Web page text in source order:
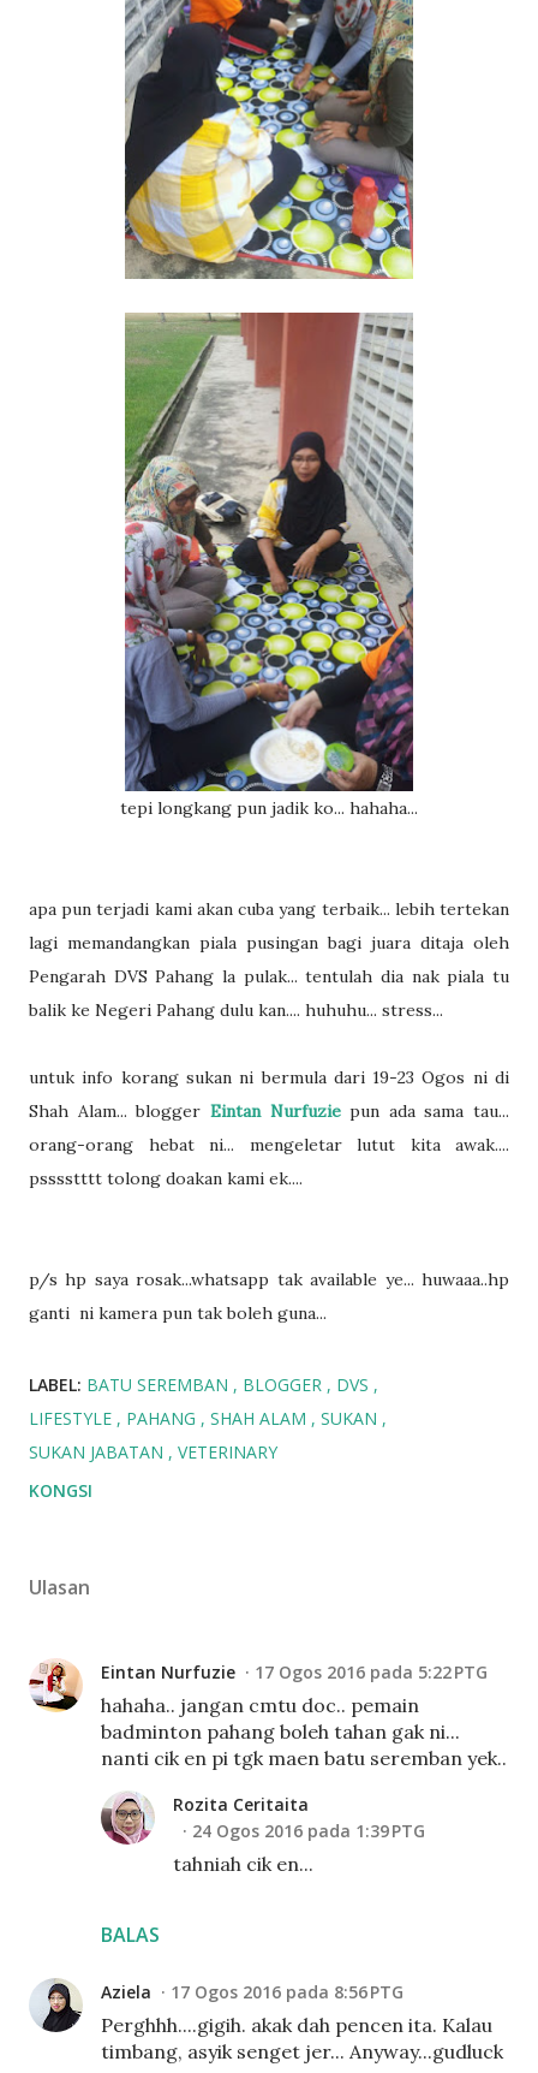
tepi longkang pun jadik ko... hahaha...
apa pun terjadi kami akan cuba yang terbaik... lebih tertekan
lagi memandangkan piala pusingan bagi juara ditaja oleh
Pengarah DVS Pahang la pulak... tentulah dia nak piala tu
balik ke Negeri Pahang dulu kan.... huhuhu... stress...
untuk info korang sukan ni bermula dari 19-23 Ogos ni di
Shah Alam... blogger Eintan Nurfuziepun ada sama tau...
orang-orang hebat ni... mengeletar lutut kita awak....
psssstttt tolong doakan kami ek....
p/s hp saya rosak...whatsapp tak available ye... huwaaa..hp
ganti ni kamera pun tak boleh guna...
LABEL: BATU SEREMBAN BLOGGER
DVS
LIFESTYLE
PAHANG SHAH ALAM
SUKAN
SUKAN JABATAN
VETERINARY
KONGSI
Ulasan
Eintan Nurfuzie 17 Ogos 2016 pada 5:22 PTG
hahaha.. jangan cmtu doc.. pemain
badminton pahang boleh tahan gak ni...
nanti cik en pi tgk maen batu seremban yek..
BALAS
Rozita Ceritaita
24 Ogos 2016 pada 1:39 PTG
tahniah cik en...
Aziela 17 Ogos 2016 pada 8:56 PTG
Perghhh....gigih. akak dah pencen ita. Kalau
timbang, asyik senget jer... Anyway...gudluck